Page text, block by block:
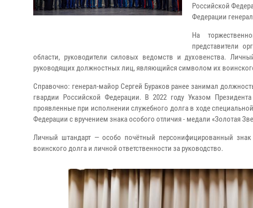
Российской
Федерации
На
представители
области, руководители силовых ведомств и духовенства.
руководящих должностных лиц, являющийся символом их
Справочно: генерал-майор Сергей Бураков ранее занимал
гвардии Российской Федерации. В 2022 году Указом
проявленные при исполнении служебного долга в ходе
Федерации с вручением знака особого отличия - медали «Золотая
Личный штандарт — особо почётный персонифицированный
воинского долга и личной ответственности за руководство.